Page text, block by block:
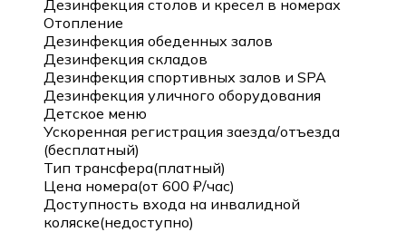
Дезинфекция столов и кресел в номерах
Отопление
Дезинфекция обеденных залов
Дезинфекция складов
Дезинфекция спортивных залов и SPA
Дезинфекция уличного оборудования
Детское меню
Ускоренная регистрация заезда/отъезда
(бесплатный)
Тип трансфера(платный)
Цена номера(от 600 ₽/час)
Доступность входа на инвалидной
коляске(недоступно)